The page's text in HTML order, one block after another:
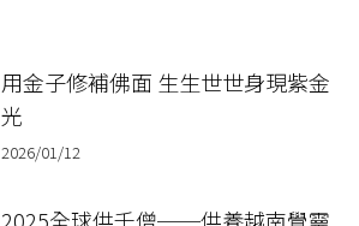
用金子修補佛面 生生世世身現紫金
光
2026/01/12